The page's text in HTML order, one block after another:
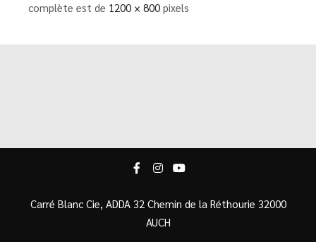
complète est de 1200 × 800 pixels
Carré Blanc Cie, ADDA 32 Chemin de la Réthourie 32000
AUCH